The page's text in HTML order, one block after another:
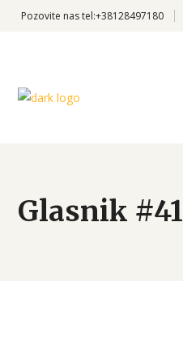
Pozovite nastel:+38128497180
Glasnik #41